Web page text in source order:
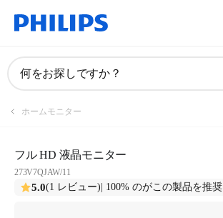
何をお探しですか？
ホームモニター
フル HD 液晶モニター
273V7QJAW/11
5.0(1 レビュー) | 100% のがこの製品を推奨